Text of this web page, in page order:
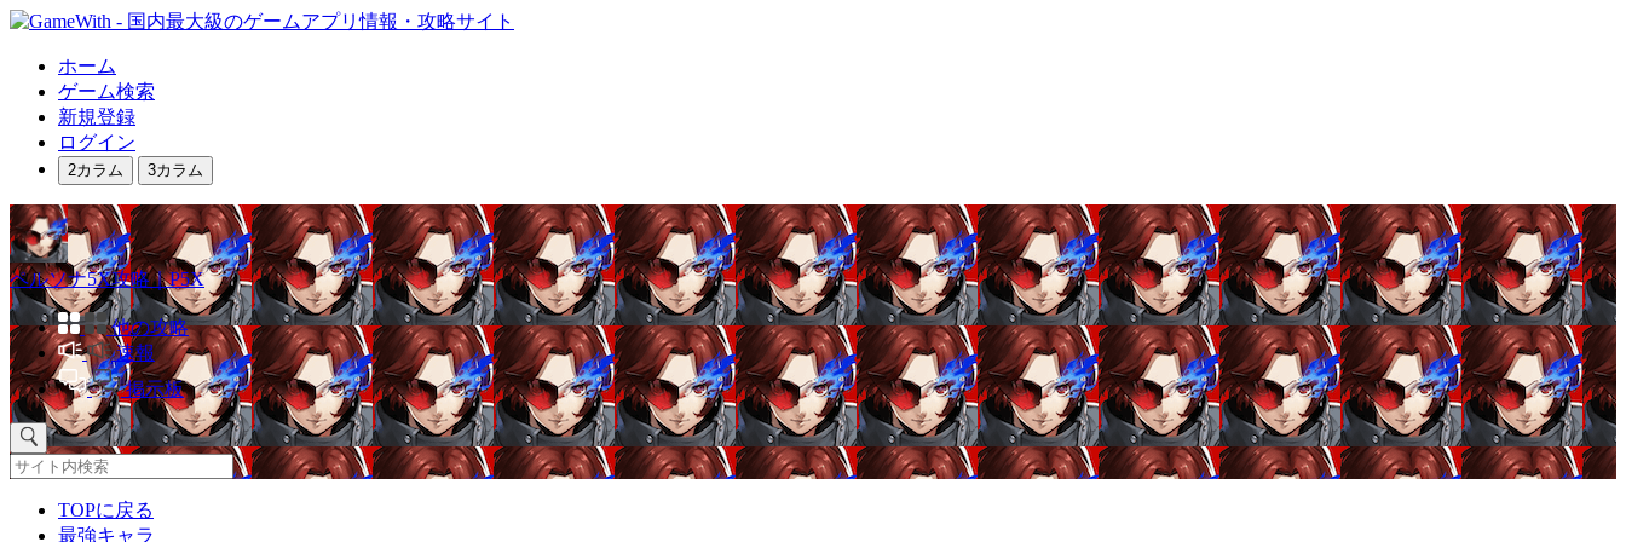
ホーム
ゲーム検索
新規登録
ログイン
2カラム 3カラム
ペルソナ5X攻略｜P5X
他の攻略
速報
掲示板
TOPに戻る
最強キャラ